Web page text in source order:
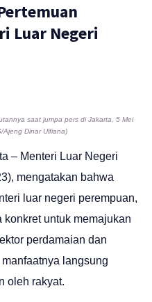
Luar Negeri
saat jumpa pers di Jakarta, 5 Mei
Ajeng Dinar Ulfiana)
– Menteri Luar Negeri
mengatakan bahwa
luar negeri perempuan,
untuk memajukan
perdamaian dan
langsung
oleh rakyat.